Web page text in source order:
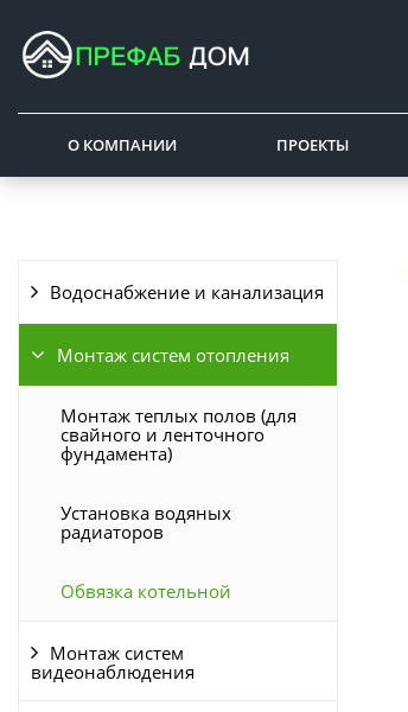
О КОМПАНИИ ПРОЕКТЫ
Водоснабжение и канализация
Монтаж систем отопления
Монтаж теплых полов (для
свайного и ленточного
фундамента)
Установка водяных
радиаторов
Обвязка котельной
Монтаж систем
видеонаблюдения